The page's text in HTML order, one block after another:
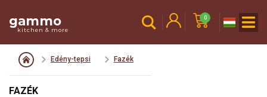
gammo
kitchen & more
0
Edény-tepsi Fazék
FAZÉK